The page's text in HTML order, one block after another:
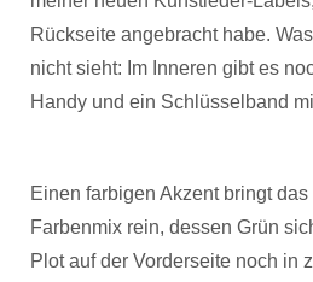
Rückseite angebracht habe.
nicht sieht: Im Inneren gibt es
Handy und ein Schlüsselband
Einen farbigen Akzent bringt
Farbenmix rein, dessen Grün
Plot auf der Vorderseite noch in